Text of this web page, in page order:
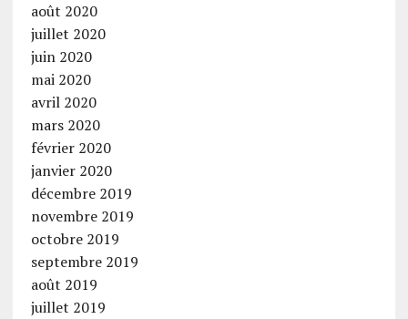
août 2020
juillet 2020
juin 2020
mai 2020
avril 2020
mars 2020
février 2020
janvier 2020
décembre 2019
novembre 2019
octobre 2019
septembre 2019
août 2019
juillet 2019